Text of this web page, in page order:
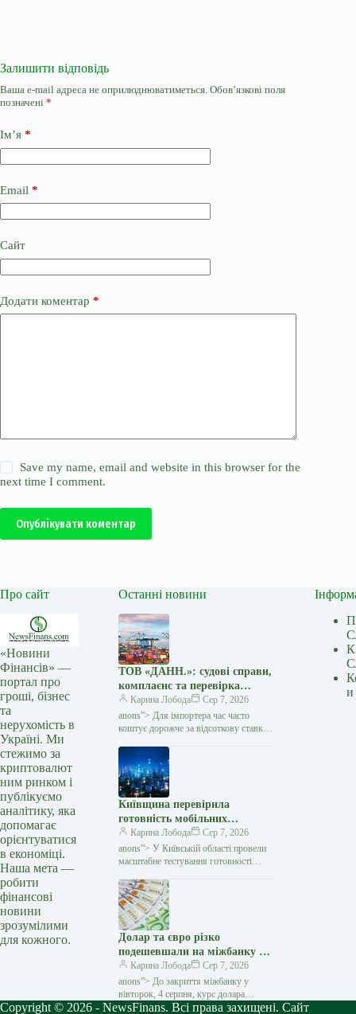
Залишити відповідь
Ваша e-mail адреса не оприлюднюватиметься. Обов’язкові поля
позначені *
Ім’я *
Email *
Сайт
Додати коментар *
Save my name, email and website in this browser for the
next time I comment.
Опублікувати коментар
Про сайт
«Новини
Фінансів» —
портал про
гроші, бізнес
та
нерухомість в
Україні. Ми
стежимо за
криптовалют
ним ринком і
публікуємо
аналітику, яка
допомагає
орієнтуватися
в економіці.
Наша мета —
робити
фінансові
новини
зрозумілими
для кожного.
Останні новини
ТОВ «ДАНН.»: судові справи,
комплаєнс та перевірка
міжнародних угод — Мінфін
Карина Лобода
Сер 7, 2026
anons”> Для імпортера час часто
коштує дорожче за відсоткову ставку:
потрібно запускати у виробництво,
а кожен день затримки…
Київщина перевірила
готовність мобільних
операторів до блекаутів —
Мінфін
Карина Лобода
Сер 7, 2026
anons”> У Київській області провели
масштабне тестування готовності
до роботи в умовах тривалих
знеструмлень. Про це повідомила
Київська
Долар та євро різко
подешевшали на міжбанку —
Мінфін
Карина Лобода
Сер 7, 2026
anons”> До закриття міжбанку у
вівторок, 4 серпня, курс долара
знизився на 21 копійку у купівлі
и
Copyright © 2026 - NewsFinans. Всі права захищені. Сайт